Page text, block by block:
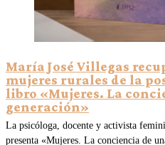
María José Villegas
mujeres rurales de la
libro «Mujeres. La
generación»
La psicóloga, docente y activista
presenta «Mujeres. La conciencia de